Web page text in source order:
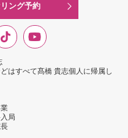
ング予約
はすべて髙橋 貴志個人に帰属し
局